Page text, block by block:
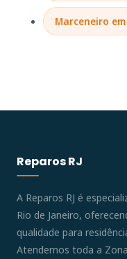
Marceneiro
Reparos RJ
A Reparos RJ é
Rio de Janeiro,
qualidade para
Atendemos toda a